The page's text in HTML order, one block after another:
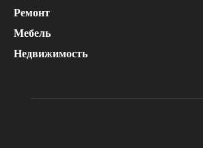
Ремонт
Мебель
Недвижимость